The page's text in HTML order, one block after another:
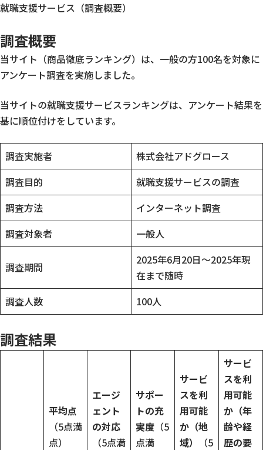
就職支援サービス（調査概要）
調査概要
当サイト（商品徹底ランキング）は、一般の方100名を対象に
アンケート調査を実施しました。
当サイトの就職支援サービスランキングは、アンケート結果を
基に順位付けをしています。
調査実施者
株式会社アドグロース
調査目的
就職支援サービスの調査
調査方法
インターネット調査
調査対象者
一般人
調査期間
2025年6月20日～2025年現
在まで随時
調査人数
100人
調査結果
平均点
（5点満
点）
エージ
ェント
の対応
（5点満
サポー
トの充
実度 （5
点満
サービ
スを利
用可能
か（地
域）
（5
サービ
スを利
用可能
か（年
齢や経
歴の要